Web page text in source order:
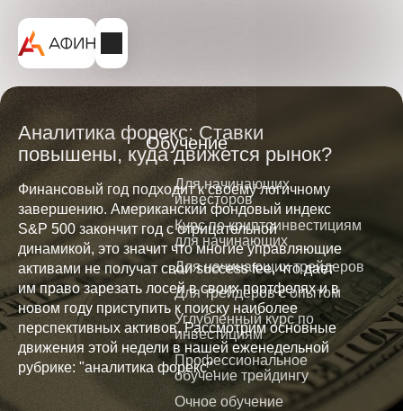
Обучение
Для начинающих
инвесторов
Курс по криптоинвестициям
для начинающих
Для начинающих трейдеров
Для трейдеров с опытом
Углубленный курс по
инвестициям
Профессиональное
обучение трейдингу
Очное обучение
Аналитика форекс: Ставки
повышены, куда движется рынок?
Финансовый год подходит к своему логичному
завершению. Американский фондовый индекс
S&P 500 закончит год с отрицательной
динамикой, это значит что многие управляющие
активами не получат свои success fee, что дает
им право зарезать лосей в своих портфелях и в
новом году приступить к поиску наиболее
перспективных активов. Рассмотрим основные
движения этой недели в нашей еженедельной
рубрике: "аналитика форекс".